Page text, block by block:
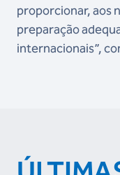
proporcionar, aos
preparação
internacionais”,